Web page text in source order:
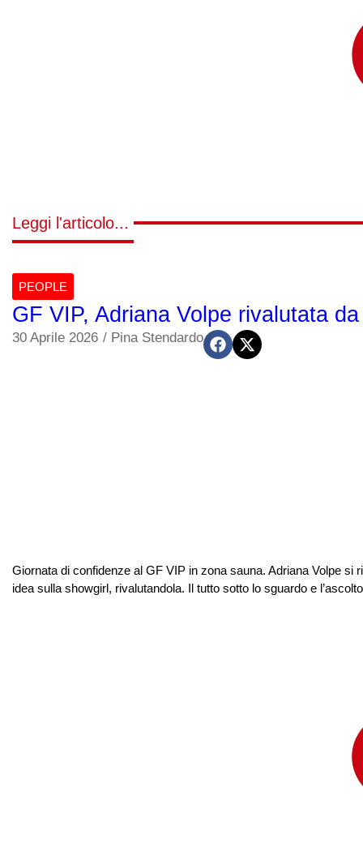
Leggi l'articolo...
PEOPLE
GF VIP, Adriana Volpe rivalutata
30 Aprile 2026 / Pina Stendardo
Giornata di confidenze al GF VIP in zona sauna. Adriana Volpe
idea sulla showgirl, rivalutandola. Il tutto sotto lo sguardo e